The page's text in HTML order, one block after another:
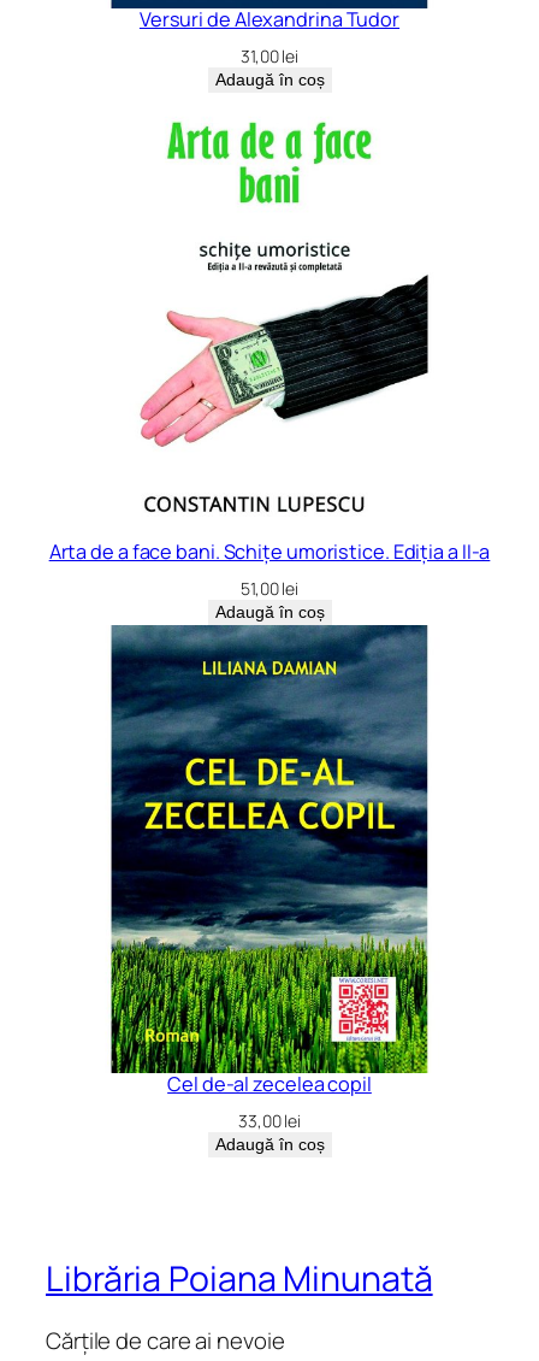
Versuri de Alexandrina Tudor
31,00lei
Adaugă în coș
Arta de a face bani. Schițe umoristice. Ediția a II-a
51,00lei
Adaugă în coș
Cel de-al zecelea copil
33,00lei
Adaugă în coș
Librăria Poiana Minunată
Cărțile de care ai nevoie